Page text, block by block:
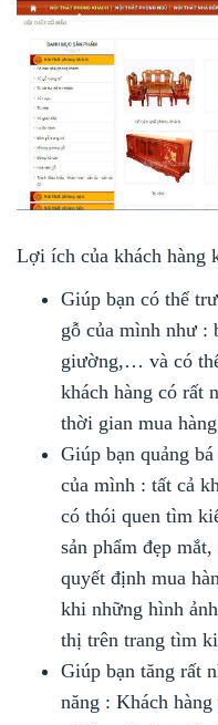
Lợi ích của khách hàng
Giúp bạn có thể
gỗ của mình như :
giường,… và có
khách hàng có rất
thời gian mua
Giúp bạn quảng
của mình : tất cả
có thói quen tìm
sản phẩm đẹp
quyết định mua
khi những hình
thị trên trang tìm
Giúp bạn tăng rất
năng : Khách